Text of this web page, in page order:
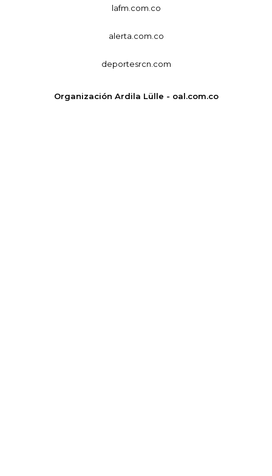
lafm.com.co
alerta.com.co
deportesrcn.com
Organización Ardila Lülle - oal.com.co